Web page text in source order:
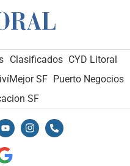
Clasificados CYD Litoral
SF Puerto Negocios
SF